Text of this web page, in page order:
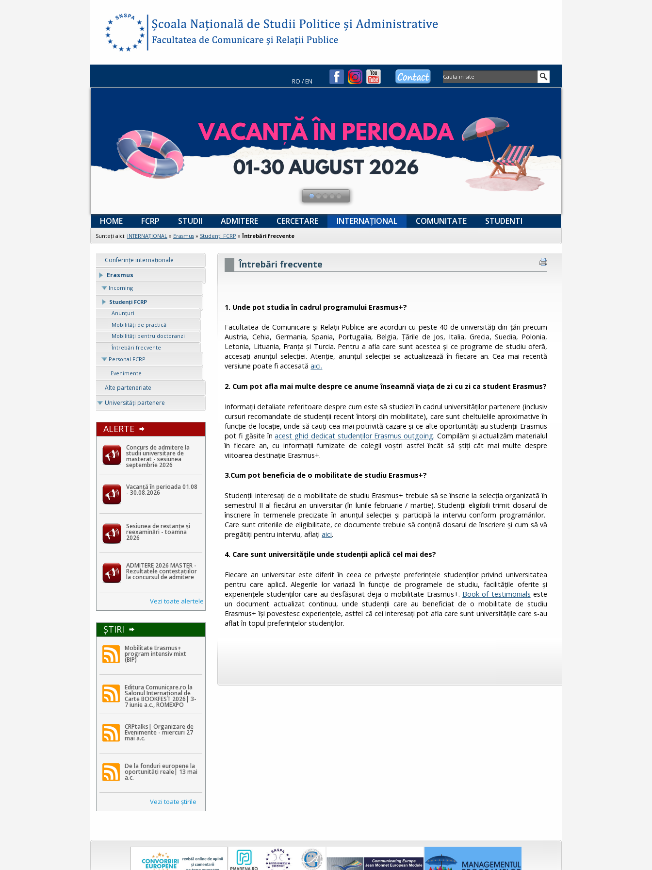
RO /EN
HOME FCRP STUDII ADMITERE CERCETARE INTERNAȚIONAL COMUNITATE STUDENTI
Sunteţi aici: INTERNAȚIONAL » Erasmus» Studenți FCRP »Întrebări frecvente
Conferințe internaționale
Erasmus
Incoming
Studenți FCRP
Anunţuri
Mobilități de practică
Mobilități pentru doctoranzi
Întrebări frecvente
Personal FCRP
Evenimente
Alte parteneriate
Universități partenere
ALERTE
Concurs de admitere la
studii universitare de
masterat - sesiunea
septembrie 2026
Vacanță în perioada 01.08
- 30.08.2026
Sesiunea de restanțe și
reexaminări - toamna
2026
ADMITERE 2026 MASTER -
Rezultatele contestaţiilor
la concursul de admitere
Vezi toate alertele
ŞTIRI
Mobilitate Erasmus+
program intensiv mixt
(BIP)
Editura Comunicare.ro la
Salonul Internațional de
Carte BOOKFEST 2026| 3-
7 iunie a.c., ROMEXPO
CRPtalks| Organizare de
Evenimente - miercuri 27
mai a.c.
De la fonduri europene la
oportunități reale| 13 mai
a.c.
Vezi toate ştirile
Întrebări frecvente
1. Unde pot studia în cadrul programului Erasmus+?
Facultatea de Comunicare și Relații Publice are acorduri cu peste 40 de universități din țări precum
Austria, Cehia, Germania, Spania, Portugalia, Belgia, Țările de Jos, Italia, Grecia, Suedia, Polonia,
Letonia, Lituania, Franța și Turcia. Pentru a afla care sunt acestea și ce programe de studiu oferă,
accesați anunțul selecției. Atenție, anunțul selecției se actualizează în fiecare an. Cea mai recentă
versiune poate fi accesatăaici.
2. Cum pot afla mai multe despre ce anume înseamnă viața de zi cu zi ca student Erasmus?
Informații detaliate referitoare despre cum este să studiezi în cadrul universităților partenere (inclusiv
cursuri recomandate de studenții recent întorși din mobilitate), care sunt cheltuielile aproximative în
funcție de locație, unde să cauți cea mai potrivită cazare și ce alte oportunități au studenții Erasmus
pot fi găsite înacest ghid dedicat studenților Erasmus outgoing. Compilăm și actualizăm materialul
în fiecare an, cu informații furnizate de colegii voștri astfel încât să știți cât mai multe despre
viitoarea destinație Erasmus+.
3.Cum pot beneficia de o mobilitate de studiu Erasmus+?
Studenții interesați de o mobilitate de studiu Erasmus+ trebuie să se înscrie la selecția organizată în
semestrul II al fiecărui an universitar (în lunile februarie / martie). Studenții eligibili trimit dosarul de
înscriere în termenele precizate în anunțul selecției și participă la interviu conform programărilor.
Care sunt criteriile de eligibilitate, ce documente trebuie să conțină dosarul de înscriere și cum să vă
pregătiți pentru interviu, aflațiaici.
4. Care sunt universitățile unde studenții aplică cel mai des?
Fiecare an universitar este diferit în ceea ce privește preferințele studenților privind universitatea
pentru care aplică. Alegerile lor variază în funcție de programele de studiu, facilitățile oferite și
experiențele studenților care au desfășurat deja o mobilitate Erasmus+. Book of testimonials este
un document actualizat continuu, unde studenții care au beneficiat de o mobilitate de studiu
Erasmus+ își povestesc experiențele, astfel că cei interesați pot afla care sunt universitățile care s-au
aflat în topul preferințelor studenților.